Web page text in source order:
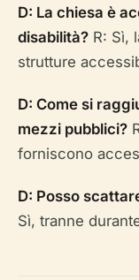
D: La chiesa è
disabilità? R: Sì,
strutture
D: Come si
mezzi pubblici?
forniscono
D: Posso
Sì, tranne